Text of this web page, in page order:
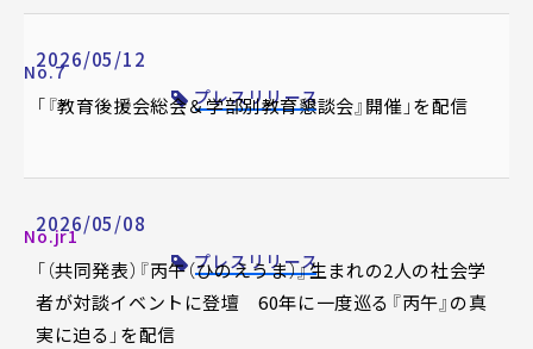
2026/05/12
No.7
プレスリリース
「『教育後援会総会＆学部別教育懇談会』開催」を配信
2026/05/08
No.jr1
プレスリリース
「（共同発表）『丙午（ひのえうま）』生まれの2人の社会学
者が対談イベントに登壇 60年に一度巡る『丙午』の真
実に迫る」を配信